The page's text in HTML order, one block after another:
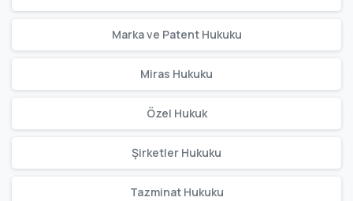
Marka ve Patent Hukuku
Miras Hukuku
Özel Hukuk
Şirketler Hukuku
Tazminat Hukuku